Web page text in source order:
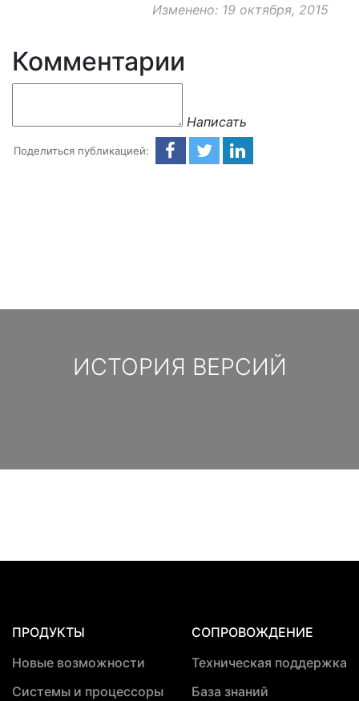
Изменено: 19 октября, 2015
Комментарии
Написать
Поделиться публикацией:
ИСТОРИЯ ВЕРСИЙ
ПРОДУКТЫ
Новые возможности
Системы и процессоры
СОПРОВОЖДЕНИЕ
Техническая поддержка
База знаний